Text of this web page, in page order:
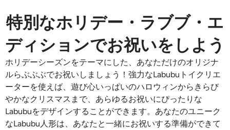
特別なホリデー・ラブブ・エ
ディションでお祝いをしよう
ホリデーシーズンをテーマにした、あなただけのオリジナ
ルらぶぶぶでお祝いしましょう！強力なLabubuトイクリエ
ーターを使えば、遊び心いっぱいのハロウィンからきらび
やかなクリスマスまで、あらゆるお祝いにぴったりな
Labubuをデザインすることができます。あなたのユニーク
なLabubu人形は、あなたと一緒にお祝いする準備ができて